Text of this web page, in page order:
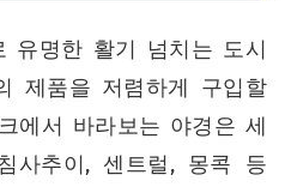
유명한 활기 넘치는 도시
제품을 저렴하게 구입할
에서 바라보는 야경은 세
사추이, 센트럴, 몽콕 등